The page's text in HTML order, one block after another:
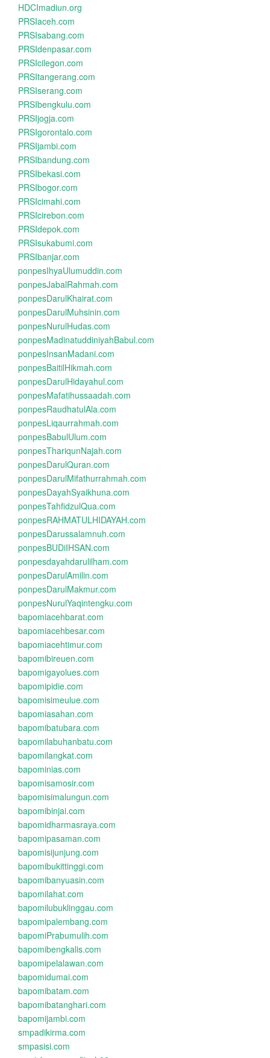
HDCImadiun.org
PRSIaceh.com
PRSIsabang.com
PRSIdenpasar.com
PRSIcilegon.com
PRSItangerang.com
PRSIserang.com
PRSIbengkulu.com
PRSIjogja.com
PRSIgorontalo.com
PRSIjambi.com
PRSIbandung.com
PRSIbekasi.com
PRSIbogor.com
PRSIcimahi.com
PRSIcirebon.com
PRSIdepok.com
PRSIsukabumi.com
PRSIbanjar.com
ponpesIhyaUlumuddin.com
ponpesJabalRahmah.com
ponpesDarulKhairat.com
ponpesDarulMuhsinin.com
ponpesNurulHudas.com
ponpesMadinatuddiniyahBabul.com
ponpesInsanMadani.com
ponpesBaitilHikmah.com
ponpesDarulHidayahul.com
ponpesMafatihussaadah.com
ponpesRaudhatulAla.com
ponpesLiqaurrahmah.com
ponpesBabulUlum.com
ponpesThariqunNajah.com
ponpesDarulQuran.com
ponpesDarulMifathurrahmah.com
ponpesDayahSyaikhuna.com
ponpesTahfidzulQua.com
ponpesRAHMATULHIDAYAH.com
ponpesDarussalamnuh.com
ponpesBUDiIHSAN.com
ponpesdayahdarulilham.com
ponpesDarulAmilin.com
ponpesDarulMakmur.com
ponpesNurulYaqintengku.com
bapomiacehbarat.com
bapomiacehbesar.com
bapomiacehtimur.com
bapomibireuen.com
bapomigayolues.com
bapomipidie.com
bapomisimeulue.com
bapomiasahan.com
bapomibatubara.com
bapomilabuhanbatu.com
bapomilangkat.com
bapominias.com
bapomisamosir.com
bapomisimalungun.com
bapomibinjai.com
bapomidharmasraya.com
bapomipasaman.com
bapomisijunjung.com
bapomibukittinggi.com
bapomibanyuasin.com
bapomilahat.com
bapomilubuklinggau.com
bapomipalembang.com
bapomiPrabumulih.com
bapomibengkalis.com
bapomipelalawan.com
bapomidumai.com
bapomibatam.com
bapomibatanghari.com
bapomijambi.com
smpadikirma.com
smpasisi.com